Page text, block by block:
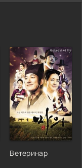
Ветеринар